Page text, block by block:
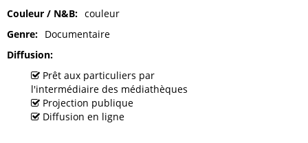
Couleur / N&B
couleur
Genre
Documentaire
Diffusion
Prêt aux particuliers par
l'intermédiaire des médiathèques
Projection publique
Diffusion en ligne